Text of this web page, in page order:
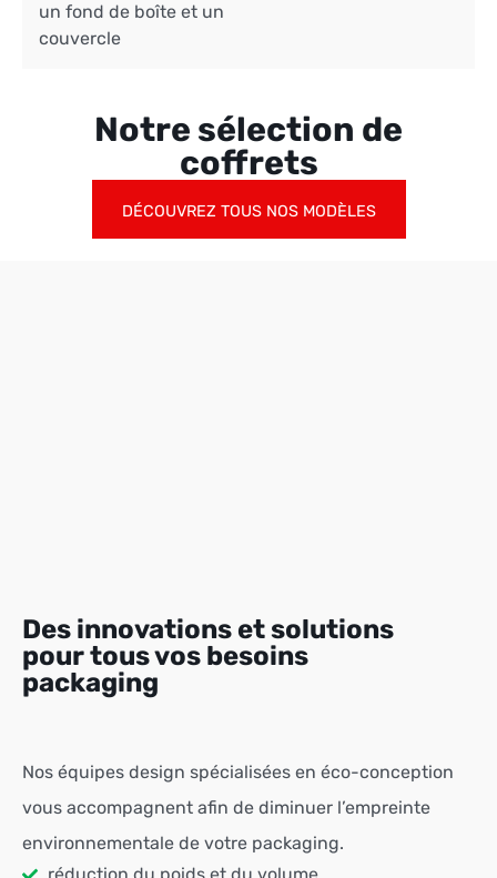
un fond de boîte et un
couvercle
Notre sélection de
coffrets
DÉCOUVREZ TOUS NOS MODÈLES
Des innovations et solutions
pour tous vos besoins
packaging
Nos équipes design spécialisées en éco-conception
vous accompagnent afin de diminuer l’empreinte
environnementale de votre packaging.